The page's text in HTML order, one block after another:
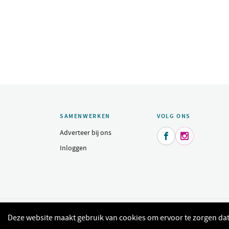
SAMENWERKEN
Adverteer bij ons
Inloggen
VOLG ONS
 
© 2015 - 2026 Indeomgeving.nl - Dagje uit, heerlijk uit eten,
Deze website maakt gebruik van cookies om ervoor te zorgen